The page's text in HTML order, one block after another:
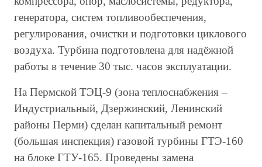
генератора, систем топливообеспечения,
регулирования, очистки и подготовки циклового
воздуха. Турбина подготовлена для надёжной
работы в течение 30 тыс. часов эксплуатации.
На Пермской ТЭЦ-9 (зона теплоснабжения –
Индустриальный, Дзержинский, Ленинский
районы Перми) сделан капитальный ремонт
(большая инспекция) газовой турбины ГТЭ-160
на блоке ГТУ-165. Проведены замена